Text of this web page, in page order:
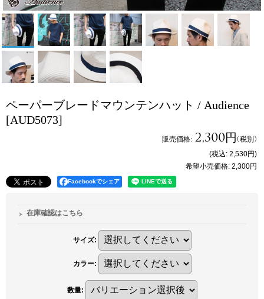
ペーパーブレードマウンテンハット / Audience
[AUD5073]
販売価格: 2,300円(税別)
(税込: 2,530円)
希望小売価格: 2,300円
Facebookでシェア
在庫確認はこちら
サイズ:
カラー:
数量: